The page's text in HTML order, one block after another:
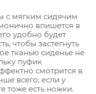
с мягким сидячим
впишется в
удобно будет
чтобы застегнуть
тканью сиденье не
пуфик
смотрится в
всего, если у
тоже есть ножки.